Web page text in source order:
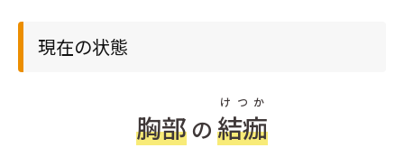
現在の状態
胸部の 結痂
けつか